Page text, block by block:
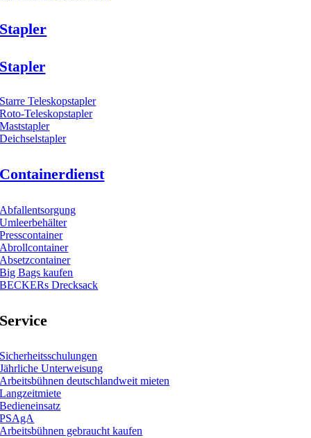
Stapler
Stapler
Starre Teleskopstapler
Roto-Teleskopstapler
Maststapler
Deichselstapler
Containerdienst
Abfallentsorgung
Umleerbehälter
Presscontainer
Abrollcontainer
Absetzcontainer
Big Bags kaufen
BECKERs Drecksack
Service
Sicherheitsschulungen
Jährliche Unterweisung
Arbeitsbühnen deutschlandweit mieten
Langzeitmiete
Bedieneinsatz
PSAgA
Arbeitsbühnen gebraucht kaufen